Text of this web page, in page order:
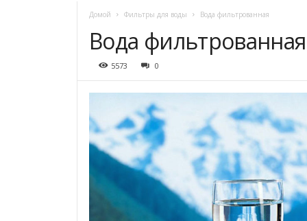
Домой Фильтры для воды Вода фильтрованная
Вода фильтрованная
5573 0